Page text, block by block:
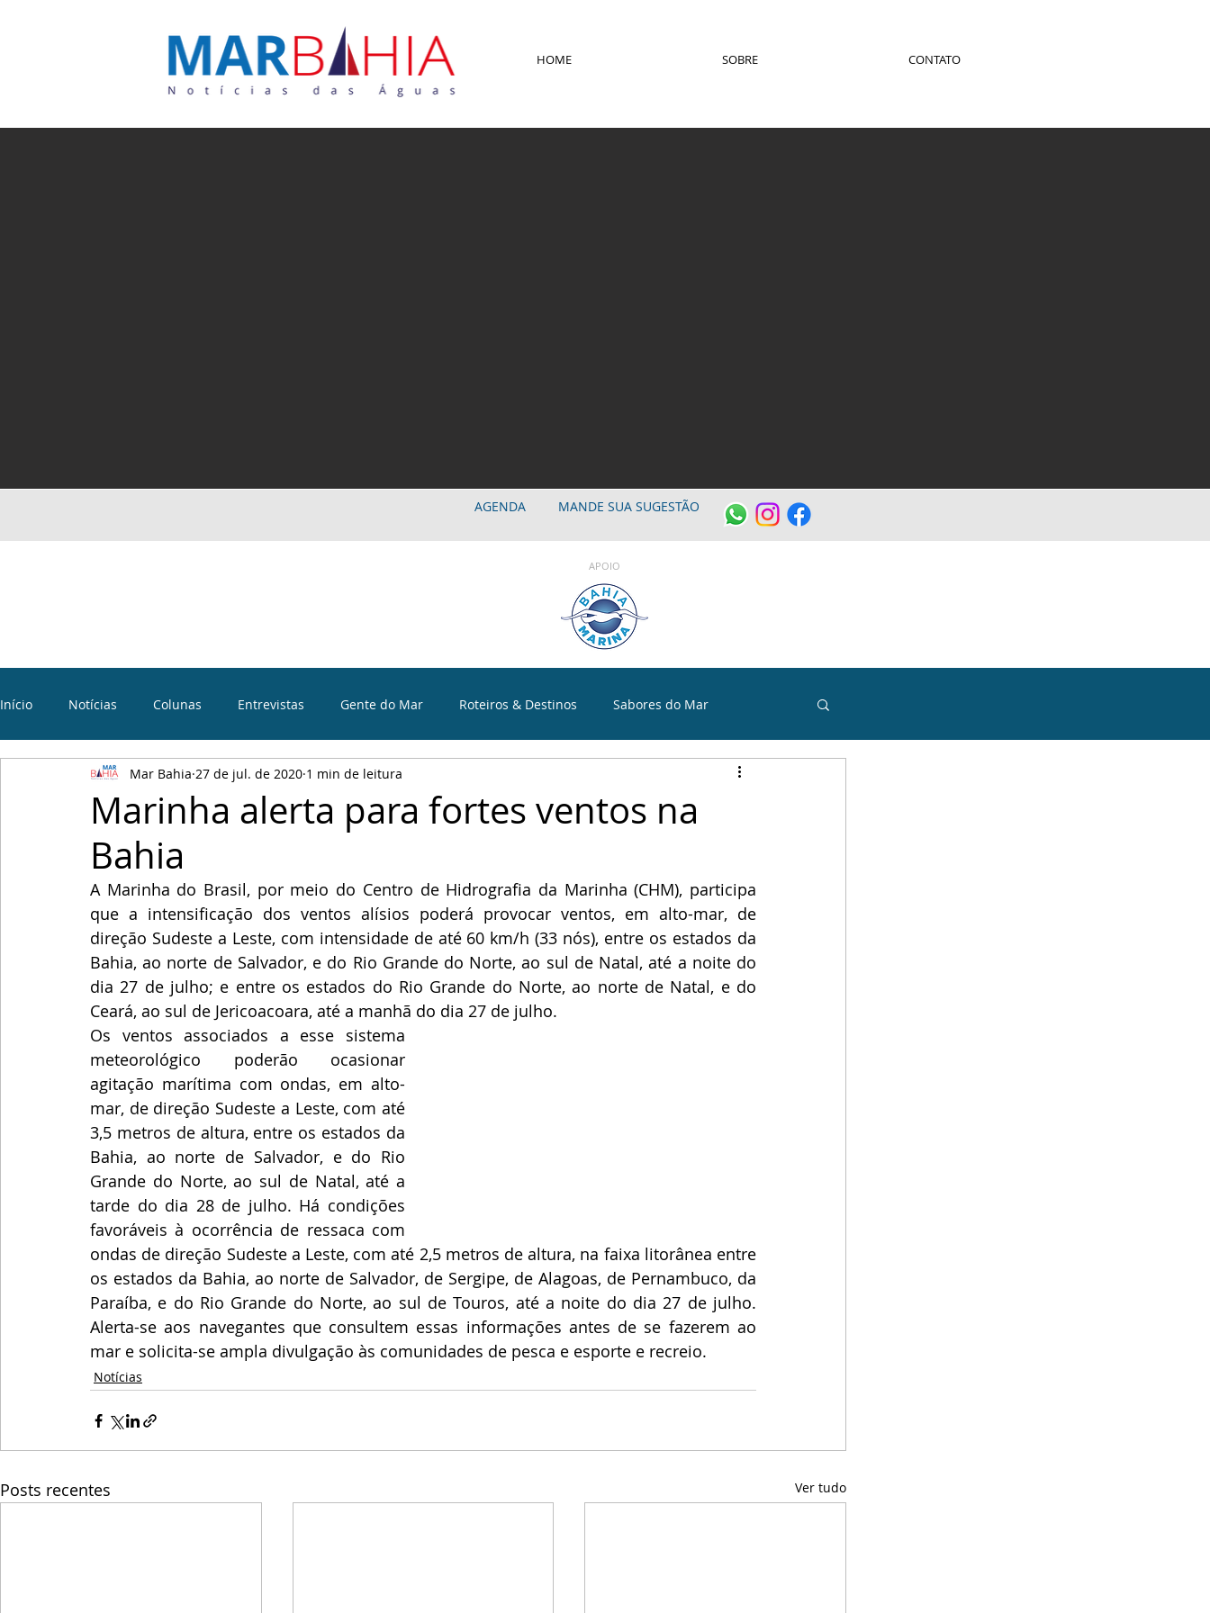
HOME SOBRE CONTATO
Início Notícias Colunas Entrevistas Gente do Mar Roteiros & Destinos Sabores do Mar
Curiosidades
Marinha alerta para fortes ventos na
Bahia
Mar Bahia 27 de jul. de 2020 1 min de leitura
A Marinha do Brasil, por meio do Centro de Hidrografia da Marinha (CHM), participa
que a intensificação dos ventos alísios poderá provocar ventos, em alto-mar, de
direção Sudeste a Leste, com intensidade de até 60 km/h (33 nós), entre os estados da
Bahia, ao norte de Salvador, e do Rio Grande do Norte, ao sul de Natal, até a noite do
dia 27 de julho; e entre os estados do Rio Grande do Norte, ao norte de Natal, e do
Ceará, ao sul de Jericoacoara, até a manhã do dia 27 de julho.
Os ventos associados a esse sistema
meteorológico poderão ocasionar
agitação marítima com ondas, em alto-
mar, de direção Sudeste a Leste, com até
3,5 metros de altura, entre os estados da
Bahia, ao norte de Salvador, e do Rio
Grande do Norte, ao sul de Natal, até a
tarde do dia 28 de julho. Há condições
favoráveis à ocorrência de ressaca com
ondas de direção Sudeste a Leste, com até 2,5 metros de altura, na faixa litorânea entre
os estados da Bahia, ao norte de Salvador, de Sergipe, de Alagoas, de Pernambuco, da
Paraíba, e do Rio Grande do Norte, ao sul de Touros, até a noite do dia 27 de julho.
Alerta-se aos navegantes que consultem essas informações antes de se fazerem ao
mar e solicita-se ampla divulgação às comunidades de pesca e esporte e recreio.
Notícias
Posts recentes Ver tudo
AGENDA MANDE SUA SUGESTÃO
APOIO